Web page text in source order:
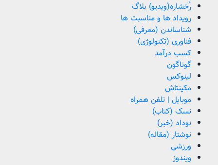
رُخشاره(ویدیو) بلاگ
رویداد ها و مناسبت ها
شناساندن (معرفی)
فناوری (تکنولوژی)
کسب درآمد
گوناگون
لینوکس
مکینتاش
موبایل | تلفن همراه
نسک (کتاب)
نوداد (خبر)
نوشتار (مقاله)
ورزشی
ویندوز